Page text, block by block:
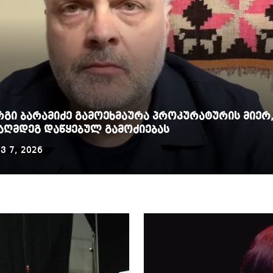
გარშემო — COVID-19-ის წარმოშობის
ოპოზიციური ტელევიზიებით უკმაყოფილოა
კურიერს თავს დაესხნენ
ბრალი ოფიციალურად წაუყენეს –
13 წლამდე პატიმრობას ითვალისწინებს
6, 2026